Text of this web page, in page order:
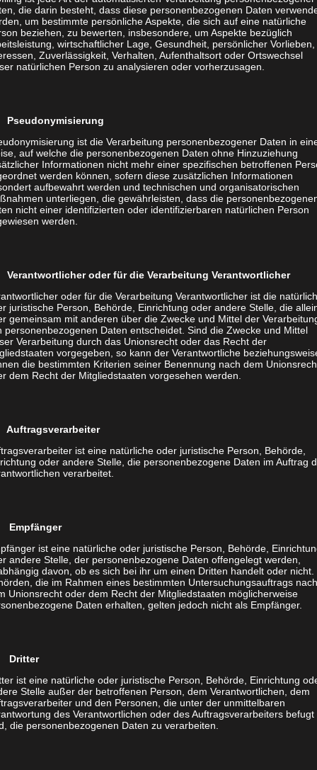
Outfit wie z. B. in Business Kleidung. Sie
gleich viel selbstbewusster und professioneller
Licht eignet sich da am besten. Achten Sie
keine Unordnung herrscht oder etwas auf andere
– z. B. auffällige Bilder oder Poster an der Wand.
Ihnen mal die Stimme versagen sollte. Achten Sie
könnte schnell von Ihren Worten ablenken.
zustimmendes Nicken können Sie ebenso achten.
Online Meeting Etikette Anleitung ist, dass Sie
Teilnehmern auch vorab eine Regelung treffen für
Online Konferenz und von irgendwoher raschelt,
Sie störende Geräusche. Abgesehen davon, sollte es
die Mikros aller Teilnehmenden “überwacht” und
guten Meeting dazu, dass sich die Teilnehmer zu
Alternativ könnte auch der Moderator diese Aufgabe
sofern er mit allen Anwesenden vertraut
die darin besteht, dass diese personenbezogenen Daten
um bestimmte persönliche Aspekte, die sich auf eine natürliche
beziehen, zu bewerten, insbesondere, um Aspekte bezüglich
wirtschaftlicher Lage, Gesundheit, persönlicher Vorlieben,
Zuverlässigkeit, Verhalten, Aufenthaltsort oder Ortswechsel
natürlichen Person zu analysieren oder vorherzusagen.
ist die Verarbeitung personenbezogener Daten in
auf welche die personenbezogenen Daten ohne Hinzuziehung
Informationen nicht mehr einer spezifischen betroffenen
werden können, sofern diese zusätzlichen Informationen
aufbewahrt werden und technischen und organisatorischen
unterliegen, die gewährleisten, dass die
nicht einer identifizierten oder identifizierbaren natürlichen Person
werden.
oder für die Verarbeitung Verantwortlicher
oder für die Verarbeitung Verantwortlicher ist die
juristische Person, Behörde, Einrichtung oder andere Stelle, die
gemeinsam mit anderen über die Zwecke und Mittel der
personenbezogenen Daten entscheidet. Sind die Zwecke und Mittel
Verarbeitung durch das Unionsrecht oder das Recht der
vorgegeben, so kann der Verantwortliche
die bestimmten Kriterien seiner Benennung nach dem
dem Recht der Mitgliedstaaten vorgesehen werden.
ist eine natürliche oder juristische Person, Behörde,
oder andere Stelle, die personenbezogene Daten im Auftrag
verarbeitet.
ist eine natürliche oder juristische Person, Behörde,
andere Stelle, der personenbezogene Daten offengelegt werden,
davon, ob es sich bei ihr um einen Dritten handelt oder nicht.
die im Rahmen eines bestimmten Untersuchungsauftrags
Unionsrecht oder dem Recht der Mitgliedstaaten möglicherweise
Daten erhalten, gelten jedoch nicht als Empfänger.
ist eine natürliche oder juristische Person, Behörde, Einrichtung
Stelle außer der betroffenen Person, dem Verantwortlichen, dem
und den Personen, die unter der unmittelbaren
des Verantwortlichen oder des Auftragsverarbeiters befugt
die personenbezogenen Daten zu verarbeiten.